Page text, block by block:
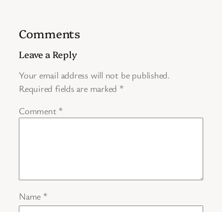
Comments
Leave a Reply
Your email address will not be published.
Required fields are marked *
Comment *
Name *